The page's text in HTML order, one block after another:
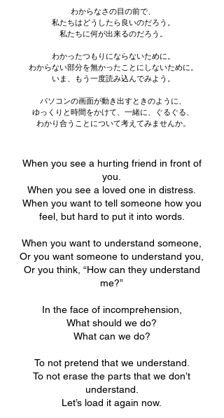
わからなさの目の前で、
私たちはどうしたら良いのだろう。
私たちに何が出来るのだろう。
わかったつもりにならないために。
わからない部分を無かったことにしないために。
いま、もう一度読み込んでみよう。
パソコンの画面が動き出すときのように、
ゆっくりと時間をかけて、一緒に、ぐるぐる、
わかり合うことについて考えてみませんか。
When you see a hurting friend in front of
you.
When you see a loved one in distress.
When you want to tell someone how you
feel, but hard to put it into words.
When you want to understand someone,
Or you want someone to understand you,
Or you think, “How can they understand
me?”
In the face of incomprehension,
What should we do?
What can we do?
To not pretend that we understand.
To not erase the parts that we don’t
understand.
Let’s load it again now.